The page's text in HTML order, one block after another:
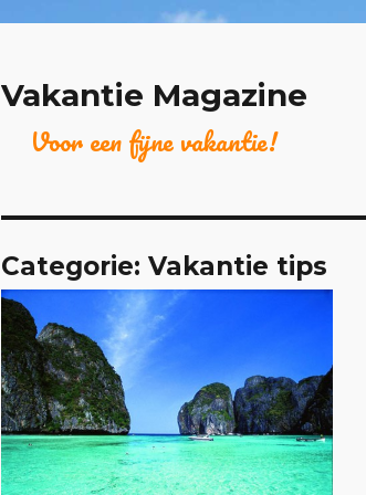
Vakantie Magazine
Voor een fijne vakantie!
Categorie: Vakantie tips